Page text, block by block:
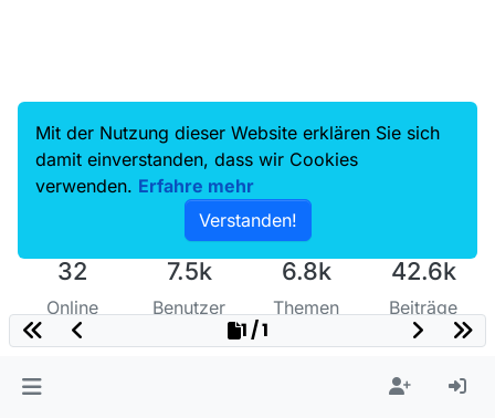
32
Online
7.5k
Benutzer
6.8k
Themen
42.6k
Beiträge
1 / 1
Mit der Nutzung dieser Website erklären Sie sich
damit einverstanden, dass wir Cookies
verwenden. Erfahre mehr
Verstanden!